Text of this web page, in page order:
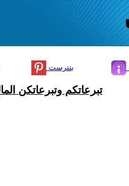
بنترست
تبرعاتكم وتبرعاتكن